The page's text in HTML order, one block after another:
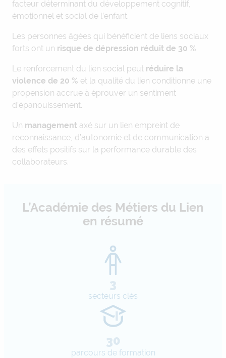
facteur déterminant du développement cognitif,
émotionnel et social de l’enfant.
Les personnes âgées qui bénéficient de liens sociaux
forts ont un risque de dépression réduit de 30 %.
Le renforcement du lien social peut réduire la
violence de 20 % et la qualité du lien conditionne une
propension accrue à éprouver un sentiment
d’épanouissement.
Un management axé sur un lien empreint de
reconnaissance, d’autonomie et de communication a
des effets positifs sur la performance durable des
collaborateurs.
L’Académie des Métiers du Lien
en résumé
3
secteurs clés
30
parcours de formation